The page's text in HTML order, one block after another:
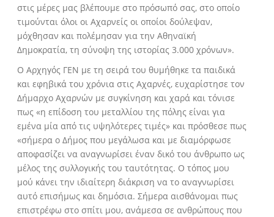
στις μέρες μας βλέπουμε στο πρόσωπό σας, στο οποίο
τιμούνται όλοι οι Αχαρνείς οι οποίοι δούλεψαν,
μόχθησαν και πολέμησαν για την Αθηναϊκή
Δημοκρατία, τη σύνοψη της ιστορίας 3.000 χρόνων».
Ο Αρχηγός ΓΕΝ με τη σειρά του θυμήθηκε τα παιδικά
και εφηβικά του χρόνια στις Αχαρνές, ευχαρίστησε τον
Δήμαρχο Αχαρνών με συγκίνηση και χαρά και τόνισε
πως «η επίδοση του μεταλλίου της πόλης είναι για
εμένα μία από τις υψηλότερες τιμές» και πρόσθεσε πως
«σήμερα ο Δήμος που μεγάλωσα και με διαμόρφωσε
αποφασίζει να αναγνωρίσει έναν δικό του άνθρωπο ως
μέλος της συλλογικής του ταυτότητας. Ο τόπος μου
μού κάνει την ιδιαίτερη διάκριση να το αναγνωρίσει
αυτό επισήμως και δημόσια. Σήμερα αισθάνομαι πως
επιστρέφω στο σπίτι μου, ανάμεσα σε ανθρώπους που